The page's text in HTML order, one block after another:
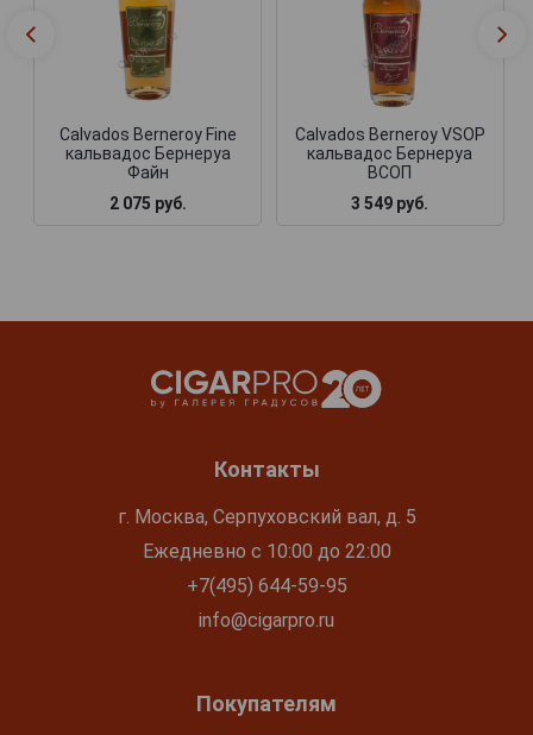
Calvados Berneroy Fine
кальвадос Бернеруа
Файн
2 075 руб.
Calvados Berneroy VSOP
кальвадос Бернеруа
ВСОП
3 549 руб.
Контакты
г. Москва, Серпуховский вал, д. 5
Ежедневно с 10:00 до 22:00
+7(495) 644-59-95
info@cigarpro.ru
Покупателям